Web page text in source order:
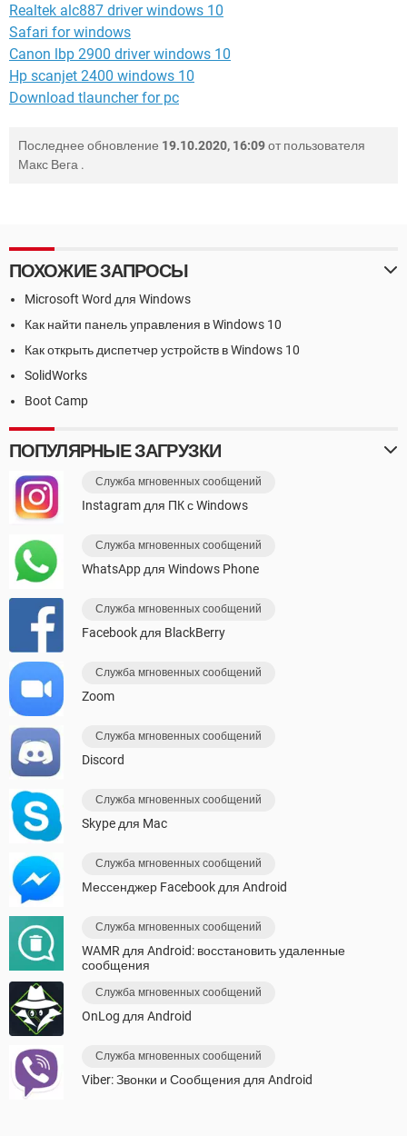
Realtek alc887 driver windows 10
Safari for windows
Canon lbp 2900 driver windows 10
Hp scanjet 2400 windows 10
Download tlauncher for pc
Последнее обновление 19.10.2020, 16:09от пользователя
Макс Вега .
ПОХОЖИЕ ЗАПРОСЫ
Microsoft Word для Windows
Как найти панель управления в Windows 10
Как открыть диспетчер устройств в Windows 10
SolidWorks
Boot Camp
ПОПУЛЯРНЫЕ ЗАГРУЗКИ
Служба мгновенных сообщений
Instagram для ПК с Windows
Служба мгновенных сообщений
WhatsApp для Windows Phone
Служба мгновенных сообщений
Facebook для BlackBerry
Служба мгновенных сообщений
Zoom
Служба мгновенных сообщений
Discord
Служба мгновенных сообщений
Skype для Mac
Служба мгновенных сообщений
Мессенджер Facebook для Android
Служба мгновенных сообщений
WAMR для Android: восстановить удаленные
сообщения
Служба мгновенных сообщений
OnLog для Android
Служба мгновенных сообщений
Viber: Звонки и Сообщения для Android